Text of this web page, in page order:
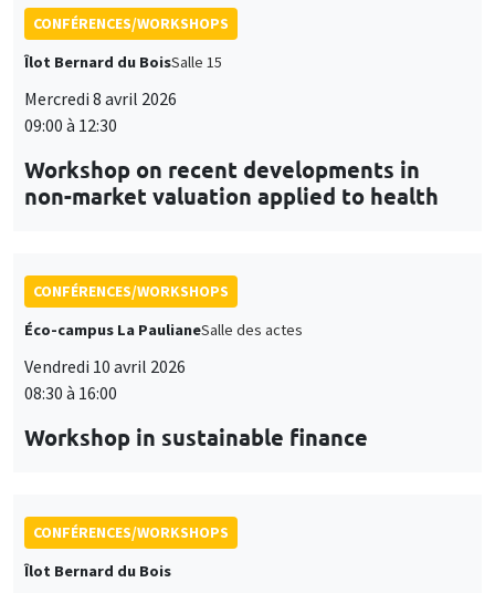
CONFÉRENCES/WORKSHOPS
Îlot Bernard du BoisSalle 15
Mercredi 8 avril 2026
09:00 à 12:30
Workshop on recent developments in
non-market valuation applied to health
CONFÉRENCES/WORKSHOPS
Éco-campus La PaulianeSalle des actes
Vendredi 10 avril 2026
08:30 à 16:00
Workshop in sustainable finance
CONFÉRENCES/WORKSHOPS
Îlot Bernard du Bois